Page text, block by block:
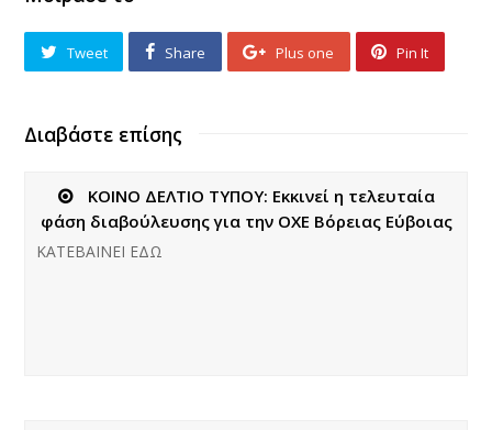
Tweet Share Plus one Pin It
Διαβάστε επίσης
ΚΟΙΝΟ ΔΕΛΤΙΟ ΤΥΠΟΥ: Εκκινεί η τελευταία
φάση διαβούλευσης για την ΟΧΕ Βόρειας Εύβοιας
ΚΑΤΕΒΑΙΝΕΙ ΕΔΩ